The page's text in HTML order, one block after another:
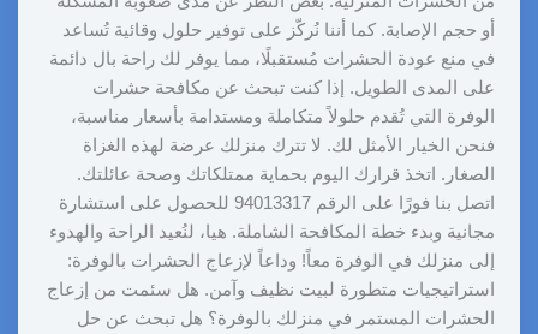
أو حجم الإصابة. كما أننا نُركّز على توفير حلول وقائية تُساعد
في منع عودة الحشرات مُستقبلًا، مما يوفر لك راحة بال دائمة
على المدى الطويل. إذا كنت تبحث عن مكافحة حشرات
الوفرة التي تُقدم حلولاً متكاملة ومستدامة بأسعار مناسبة،
فنحن الخيار الأمثل لك. لا تترك منزلك عرضة لهذه الغزاة
الصغار. اتخذ قرارك اليوم بحماية ممتلكاتك وصحة عائلتك.
اتصل بنا فورًا على الرقم 94013317 للحصول على استشارة
مجانية وبدء خطة المكافحة الشاملة. هيا، لنُعيد الراحة والهدوء
إلى منزلك في الوفرة معاً! وداعاً لإزعاج الحشرات بالوفرة:
استراتيجيات متطورة لبيت نظيف وآمن. هل سئمت من إزعاج
الحشرات المستمر في منزلك بالوفرة؟ هل تبحث عن حل